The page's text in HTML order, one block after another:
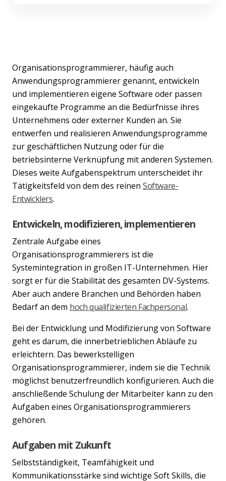
Organisationsprogrammierer, häufig auch
Anwendungsprogrammierer genannt, entwickeln
und implementieren eigene Software oder passen
eingekaufte Programme an die Bedürfnisse ihres
Unternehmens oder externer Kunden an. Sie
entwerfen und realisieren Anwendungsprogramme
zur geschäftlichen Nutzung oder für die
betriebsinterne Verknüpfung mit anderen Systemen.
Dieses weite Aufgabenspektrum unterscheidet ihr
Tätigkeitsfeld von dem des reinen Software-
Entwicklers.
Entwickeln, modifizieren, implementieren
Zentrale Aufgabe eines
Organisationsprogrammierers ist die
Systemintegration in großen IT-Unternehmen. Hier
sorgt er für die Stabilität des gesamten DV-Systems.
Aber auch andere Branchen und Behörden haben
Bedarf an dem hoch qualifizierten Fachpersonal.
Bei der Entwicklung und Modifizierung von Software
geht es darum, die innerbetrieblichen Abläufe zu
erleichtern. Das bewerkstelligen
Organisationsprogrammierer, indem sie die Technik
möglichst benutzerfreundlich konfigurieren. Auch die
anschließende Schulung der Mitarbeiter kann zu den
Aufgaben eines Organisationsprogrammierers
gehören.
Aufgaben mit Zukunft
Selbstständigkeit, Teamfähigkeit und
Kommunikationsstärke sind wichtige Soft Skills, die